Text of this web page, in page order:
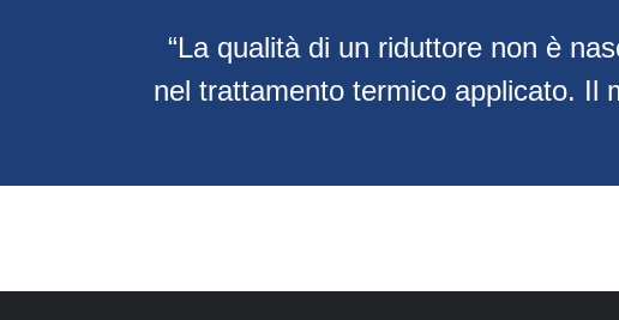
“La qualità di un riduttore non è
nel trattamento termico applicato. Il